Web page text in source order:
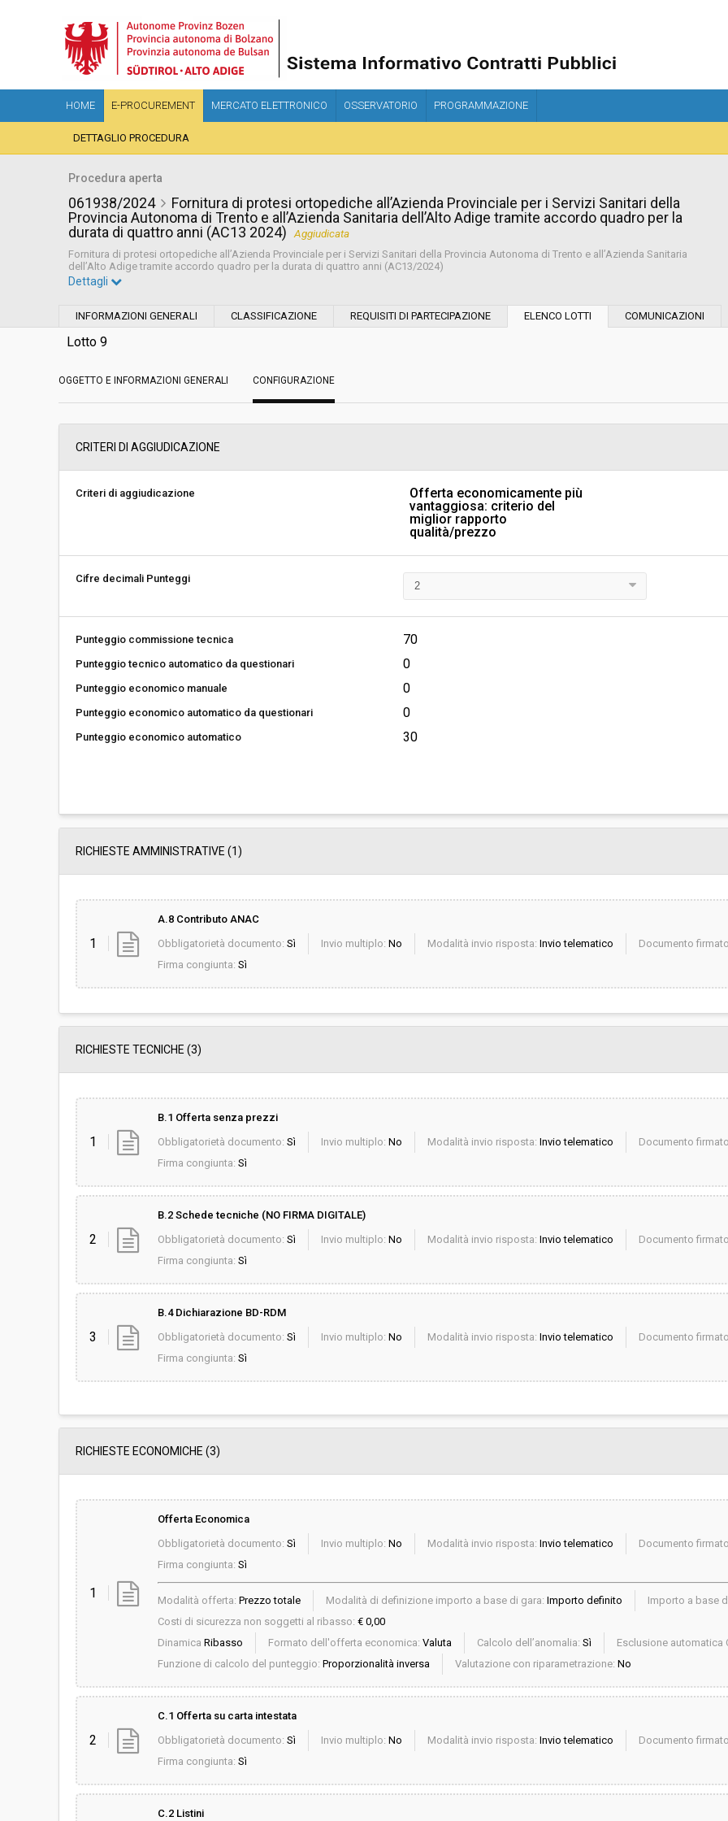
HOME E-PROCUREMENT MERCATO ELETTRONICO OSSERVATORIO PROGRAMMAZIONE
DETTAGLIO PROCEDURA
Procedura aperta
061938/2024
Fornitura di protesi ortopediche all’Azienda Provinciale per i Servizi Sanitari della
Provincia Autonoma di Trento e all’Azienda Sanitaria dell’Alto Adige tramite accordo quadro per la
durata di quattro anni (AC13 2024)
Aggiudicata
Fornitura di protesi ortopediche all’Azienda Provinciale per i Servizi Sanitari della Provincia Autonoma di Trento e all’Azienda Sanitaria
dell’Alto Adige tramite accordo quadro per la durata di quattro anni (AC13/2024)
Tipo di contratto:
Servizi sociali: No
Scelta del contraente: Procedura aperta Svolgimento:
Responsabile fase di affidamento: Edoardo Wegher Responsabile fase di esecuzione:
Dettagli
INFORMAZIONI GENERALI CLASSIFICAZIONE REQUISITI DI PARTECIPAZIONE ELENCO LOTTI COMUNICAZIONI
Lotto 9
OGGETTO E INFORMAZIONI GENERALI CONFIGURAZIONE
CRITERI DI AGGIUDICAZIONE
Criteri di aggiudicazione
Offerta economicamente più
vantaggiosa: criterio del
miglior rapporto
qualità/prezzo
Cifre decimali Punteggi
Punteggio commissione tecnica 70
Punteggio tecnico automatico da questionari 0
Punteggio economico manuale 0
Punteggio economico automatico da questionari 0
Punteggio economico automatico 30
RICHIESTE AMMINISTRATIVE (1)
1
A.8 Contributo ANAC
Obbligatorietà documento: Sì Invio multiplo: No Modalità invio risposta: Invio telematico Documento
Firma congiunta: Sì
RICHIESTE TECNICHE (3)
1
B.1 Offerta senza prezzi
Obbligatorietà documento: Sì Invio multiplo: No Modalità invio risposta: Invio telematico Documento
Firma congiunta: Sì
2
B.2 Schede tecniche (NO FIRMA DIGITALE)
Obbligatorietà documento: Sì Invio multiplo: No Modalità invio risposta: Invio telematico Documento
Firma congiunta: Sì
3
B.4 Dichiarazione BD-RDM
Obbligatorietà documento: Sì Invio multiplo: No Modalità invio risposta: Invio telematico Documento
Firma congiunta: Sì
RICHIESTE ECONOMICHE (3)
1
Offerta Economica
Obbligatorietà documento: Sì Invio multiplo: No Modalità invio risposta: Invio telematico Documento
Firma congiunta: Sì
Modalità offerta: Prezzo totale Modalità di definizione importo a base di gara: Importo definito Importo a base
Costi di sicurezza non soggetti al ribasso: € 0,00
Dinamica Ribasso Formato dell'offerta economica: Valuta Calcolo dell’anomalia: Sì Esclusione automatica
Funzione di calcolo del punteggio: Proporzionalità inversa Valutazione con riparametrazione: No
2
C.1 Offerta su carta intestata
Obbligatorietà documento: Sì Invio multiplo: No Modalità invio risposta: Invio telematico Documento
Firma congiunta: Sì
C.2 Listini